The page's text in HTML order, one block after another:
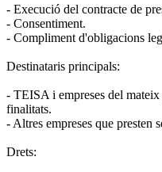
- Execució del contracte de
- Consentiment.
- Compliment d'obligacions
Destinataris principals:
- TEISA i empreses del
finalitats.
- Altres empreses que presten
Drets: